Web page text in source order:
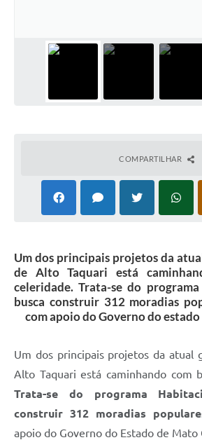
COMPARTILHAR
Um dos principais projetos da
de Alto Taquari está
celeridade. Trata-se do
busca construir 312 moradias
com apoio do Governo do
Um dos principais projetos da atual
Alto Taquari está caminhando com
Trata-se do programa
construir 312 moradias
apoio do Governo do Estado de Mato